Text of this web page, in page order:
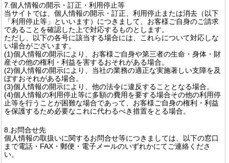
7.個人情報の開示・訂正・利用停止等
当サイトでは、個人情報の開示・訂正、利用停止または消去（以下
「利用停止等」といいます）につきまして、お客様ご自身のご請求
であることを確認した上で対応するものとします。
ただし、以下の各号に該当する場合には、これらについて対応しな
い場合がございます。
(1)個人情報の開示により、お客様ご自身や第三者の生命・身体・財
産その他の権利・利益を害するおそれがある場合。
(2)個人情報の開示により、当社の業務の適正な実施著しい支障を及
ぼすおそれがある場合。
(3)個人情報の開示により、他の法令に違反することとなる場合。
(4)個人情報の利用停止等に多額の費用を要する場合その他の利用停
止等を行うことが困難な場合であって、お客様ご自身の権利・利益
を保護するため必要なこれに代わるべき措置をとる場合。
8.お問合せ先
個人情報の取扱いに関するお問合せ等につきましては、以下の窓口
まで電話・FAX・郵便・電子メールのいずれかにてご連絡くださ
い。